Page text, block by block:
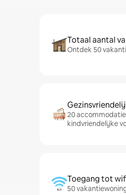
Totaal aantal
Ontdek 50
20
kindvriendelijke
Toegang tot
50